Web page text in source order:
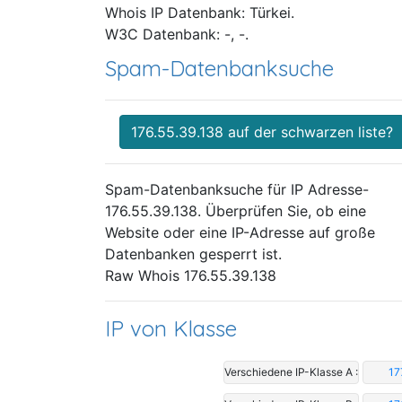
Whois IP Datenbank: Türkei.
W3C Datenbank: -, -.
Spam-Datenbanksuche
176.55.39.138 auf der schwarzen liste?
Spam-Datenbanksuche für IP Adresse-
176.55.39.138. Überprüfen Sie, ob eine
Website oder eine IP-Adresse auf große
Datenbanken gesperrt ist.
Raw Whois 176.55.39.138
IP von Klasse
Verschiedene IP-Klasse A :